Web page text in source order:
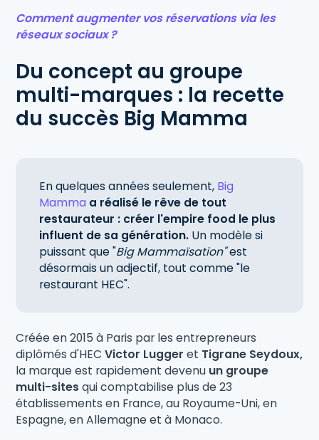
Comment augmenter vos réservations via les
réseaux sociaux ?
Du concept au groupe
multi-marques : la recette
du succès Big Mamma
En quelques années seulement, Big
Mamma a réalisé le rêve de tout
restaurateur : créer l'empire food le plus
influent de sa génération. Un modèle si
puissant que "Big Mammaïsation"est
désormais un adjectif, tout comme "le
restaurant HEC".
Créée en 2015 à Paris par les entrepreneurs
diplômés d'HECVictor Luggeret Tigrane Seydoux,
la marque est rapidement devenu un groupe
multi-sites qui comptabilise plus de 23
établissements en France, au Royaume-Uni, en
Espagne, en Allemagne et à Monaco.